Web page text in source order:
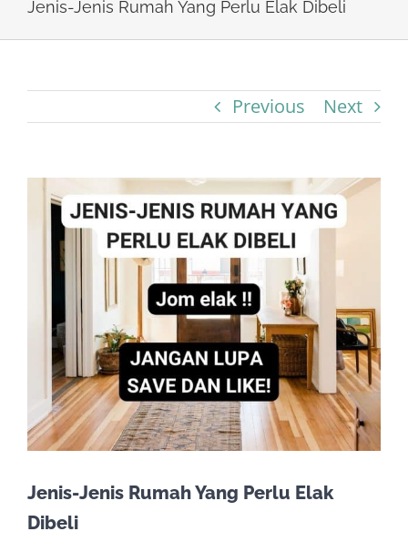
Jenis-Jenis Rumah Yang Perlu Elak Dibeli
Previous Next
View
Larger
Image
Jenis-Jenis Rumah Yang Perlu Elak
Dibeli